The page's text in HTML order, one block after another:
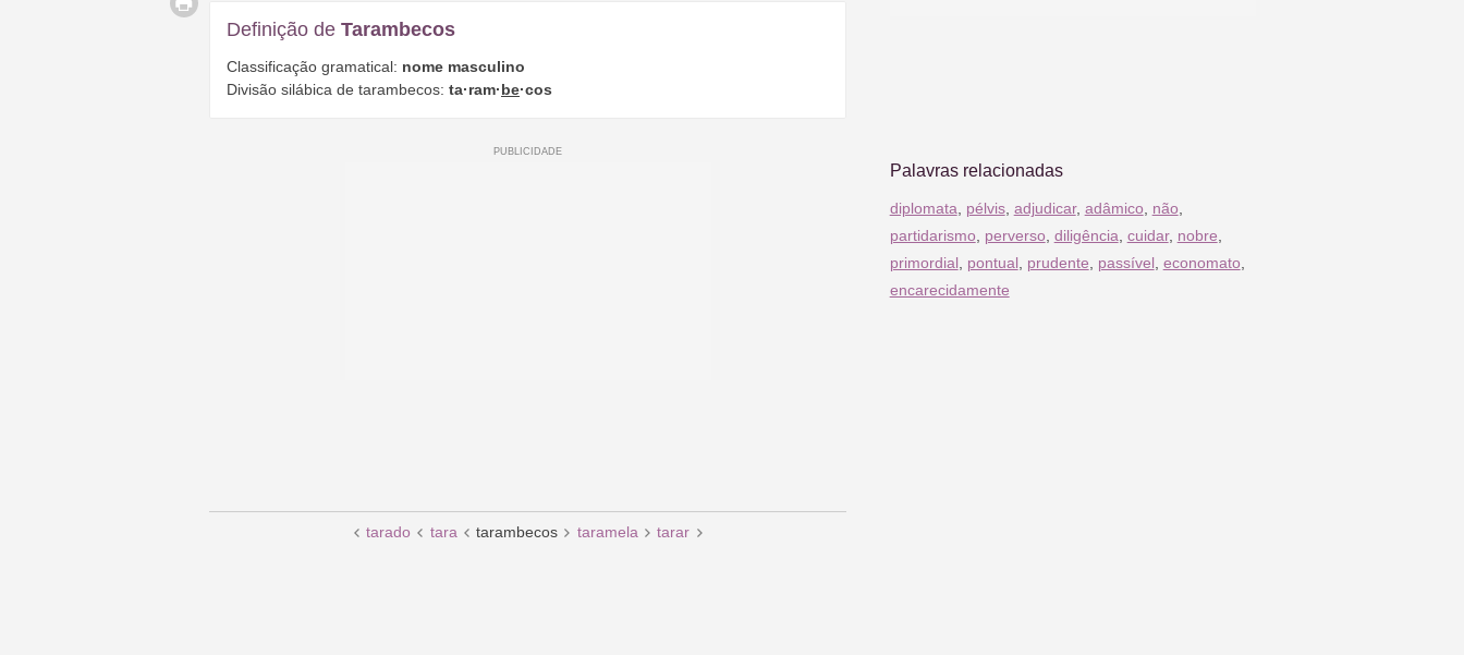
Definição de Tarambecos
Classificação gramatical: nome masculino
Divisão silábica de tarambecos: ta·ram·be·cos
tarado tara tarambecos taramela tarar
Palavras relacionadas
diplomata pélvis, adjudicar, adâmico, não,
partidarismo, perverso, diligência cuidar, nobre
primordial, pontual, prudente passível, economato,
encarecidamente